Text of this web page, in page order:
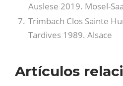
Auslese 2019. Mosel-
Trimbach Clos Sainte
Tardives 1989. Alsace
Artículos